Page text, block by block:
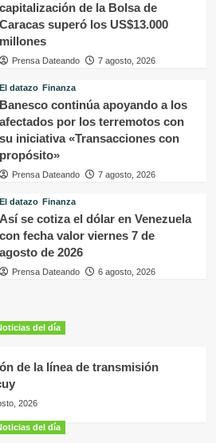
capitalización de la Bolsa de
Caracas superó los US$13.000
millones
Prensa Dateando 7 agosto, 2026
El datazo Finanza
Banesco continúa apoyando a los
afectados por los terremotos con
su iniciativa «Transacciones con
propósito»
Prensa Dateando 7 agosto, 2026
El datazo Finanza
Así se cotiza el dólar en Venezuela
con fecha valor viernes 7 de
agosto de 2026
Prensa Dateando 6 agosto, 2026
del día
de la línea de transmisión
2026
del día